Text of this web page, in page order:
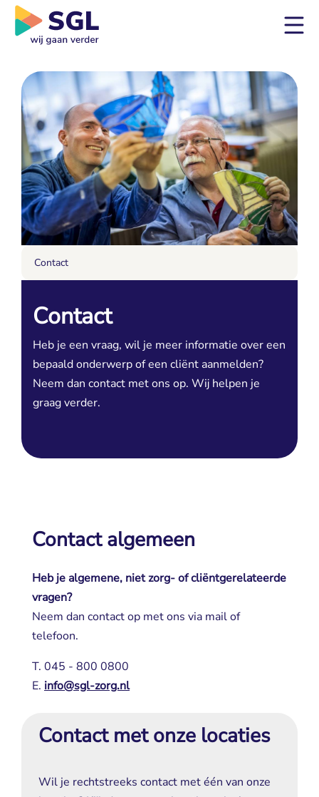
Contact
Heb je een vraag, wil je meer informatie over een
bepaald onderwerp of een cliënt aanmelden?
Neem dan contact met ons op. Wij helpen je
graag verder.
Contact
Contact algemeen
Heb je algemene, niet zorg- of cliëntgerelateerde
vragen?
Neem dan contact op met ons via mail of
telefoon.
T. 045 - 800 0800
E. info@sgl-zorg.nl
Contact met onze locaties
Wil je rechtstreeks contact met één van onze